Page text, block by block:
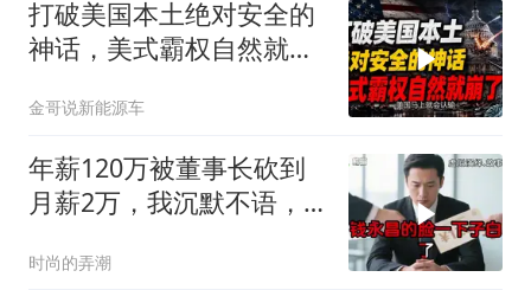
打破美国本土绝对安全的
神话，美式霸权自然就崩
金哥说新能源车
年薪120万被董事长砍到
月薪2万，我沉默不语，
我
时尚的弄潮